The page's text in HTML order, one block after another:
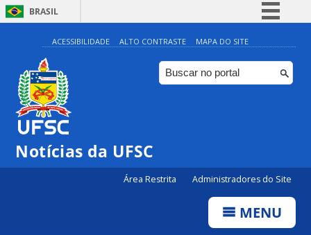
BRASIL
Simplifique!
Comunica BR
Participe
ACESSIBILIDADE ALTO CONTRASTE MAPA DO SITE
Notícias da UFSC
Área Restrita Administradores do Site
MENU